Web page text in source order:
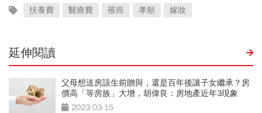
扶養費 醫療費 罹癌 孝順 嫁妝
延伸閱讀
父母想送房該生前贈與，還是百年後讓子女繼承？房
價高「等房族」大增，胡偉良：房地產近年3現象
2023-03-15